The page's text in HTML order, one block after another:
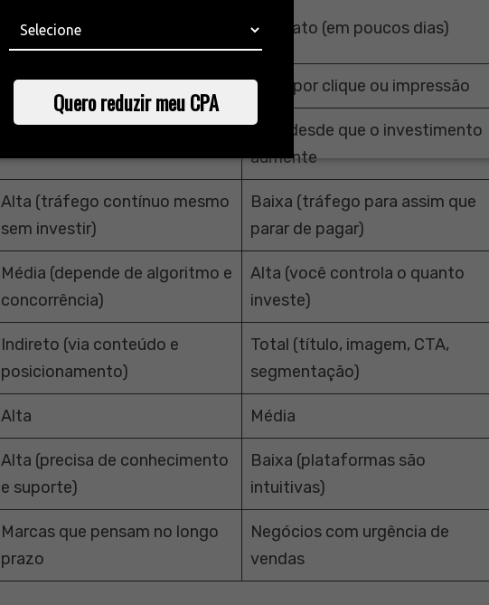
Quero reduzir meu CPA
meses)
Imediato (em poucos dias)
Zero (tráfego orgânico) Paga por clique ou impressão
Alta, desde que o investimento
aumente
Alta (tráfego contínuo mesmo
sem investir)
Baixa (tráfego para assim que
parar de pagar)
Média (depende de algoritmo e
concorrência)
Alta (você controla o quanto
investe)
Indireto (via conteúdo e
posicionamento)
Total (título, imagem, CTA,
segmentação)
Alta Média
Alta (precisa de conhecimento
e suporte)
Baixa (plataformas são
intuitivas)
Marcas que pensam no longo
prazo
Negócios com urgência de
vendas